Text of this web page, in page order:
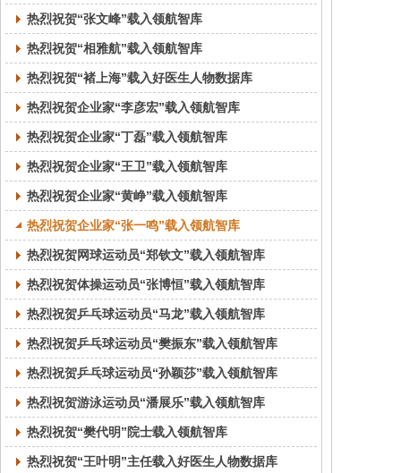
热烈祝贺“张文峰”载入领航智库
热烈祝贺“相雅航”载入领航智库
热烈祝贺“褚上海”载入好医生人物数据库
热烈祝贺企业家“李彦宏”载入领航智库
热烈祝贺企业家“丁磊”载入领航智库
热烈祝贺企业家“王卫”载入领航智库
热烈祝贺企业家“黄峥”载入领航智库
热烈祝贺企业家“张一鸣”载入领航智库
热烈祝贺网球运动员“郑钦文”载入领航智库
热烈祝贺体操运动员“张博恒”载入领航智库
热烈祝贺乒乓球运动员“马龙”载入领航智库
热烈祝贺乒乓球运动员“樊振东”载入领航智库
热烈祝贺乒乓球运动员“孙颖莎”载入领航智库
热烈祝贺游泳运动员“潘展乐”载入领航智库
热烈祝贺“樊代明”院士载入领航智库
热烈祝贺“王叶明”主任载入好医生人物数据库